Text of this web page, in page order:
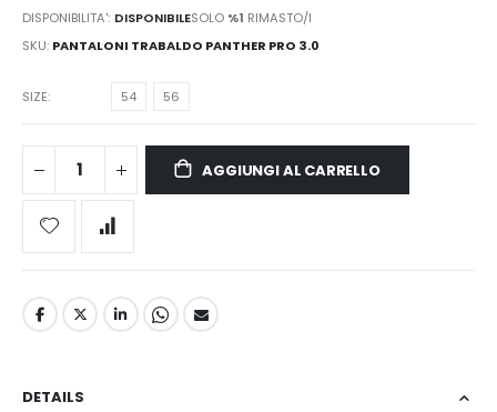
DISPONIBILITA': DISPONIBILESOLO %1 RIMASTO/I
SKU PANTALONI TRABALDO PANTHER PRO 3.0
SIZE 54 56
AGGIUNGI AL CARRELLO
DETAILS